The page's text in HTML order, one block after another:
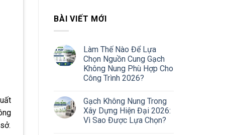
BÀI VIẾT MỚI
Làm Thế Nào Để Lựa
Chọn Nguồn Cung Gạch
Không Nung Phù Hợp Cho
Công Trình 2026?
Gạch Không Nung Trong
Xây Dựng Hiện Đại 2026:
Vì Sao Được Lựa Chọn?